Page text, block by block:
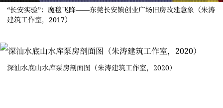
“长安实验”：魔毯飞降——东莞长安镇创业广场旧房改建意象（朱涛
建筑工作室，2017）
深汕水底山水库泵房剖面图（朱涛建筑工作室，2020）